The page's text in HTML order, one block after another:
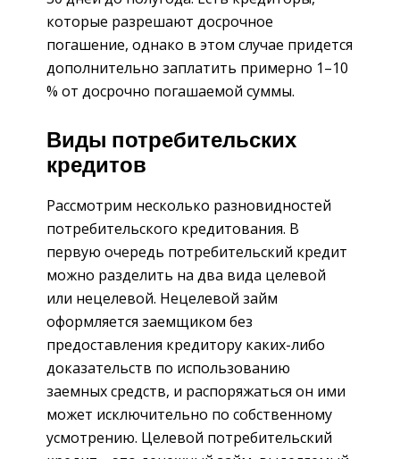
которые разрешают досрочное
погашение, однако в этом случае придется
дополнительно заплатить примерно 1–10
% от досрочно погашаемой суммы.
Виды потребительских
кредитов
Рассмотрим несколько разновидностей
потребительского кредитования. В
первую очередь потребительский кредит
можно разделить на два вида целевой
или нецелевой. Нецелевой займ
оформляется заемщиком без
предоставления кредитору каких-либо
доказательств по использованию
заемных средств, и распоряжаться он ими
может исключительно по собственному
усмотрению. Целевой потребительский